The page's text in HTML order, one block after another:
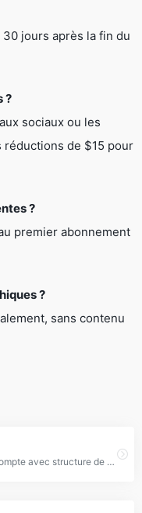
jours après la fin du
?
sociaux ou les
de $15 pour
?
premier abonnement
?
sans contenu
Commissions jusqu'à 1000 $ par compte avec structure de paiements flexible pour affiliés.